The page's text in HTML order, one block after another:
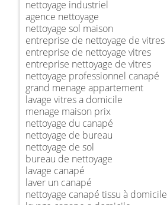
nettoyage industriel
agence nettoyage
nettoyage sol maison
entreprise de nettoyage de vitres
entreprise de nettoyage vitres
entreprise nettoyage de vitres
nettoyage professionnel canapé
grand menage appartement
lavage vitres a domicile
menage maison prix
nettoyage du canapé
nettoyage de bureau
nettoyage de sol
bureau de nettoyage
lavage canapé
laver un canapé
nettoyage canapé tissu à domicile